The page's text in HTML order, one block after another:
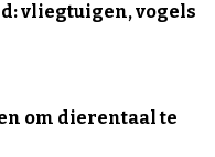
vliegtuigen, vogels
om dierentaal te